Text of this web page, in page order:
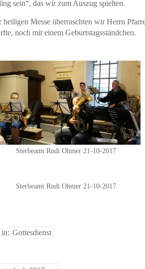
sein“, das wir zum Auszug spielten.
heiligen Messe überraschten wir Herrn
noch mit einem Geburtstagsständchen.
Sterbeamt Rudi Ohmer 21-10-2017
Sterbeamt Rudi Ohmer 21-10-2017
Gottesdienst